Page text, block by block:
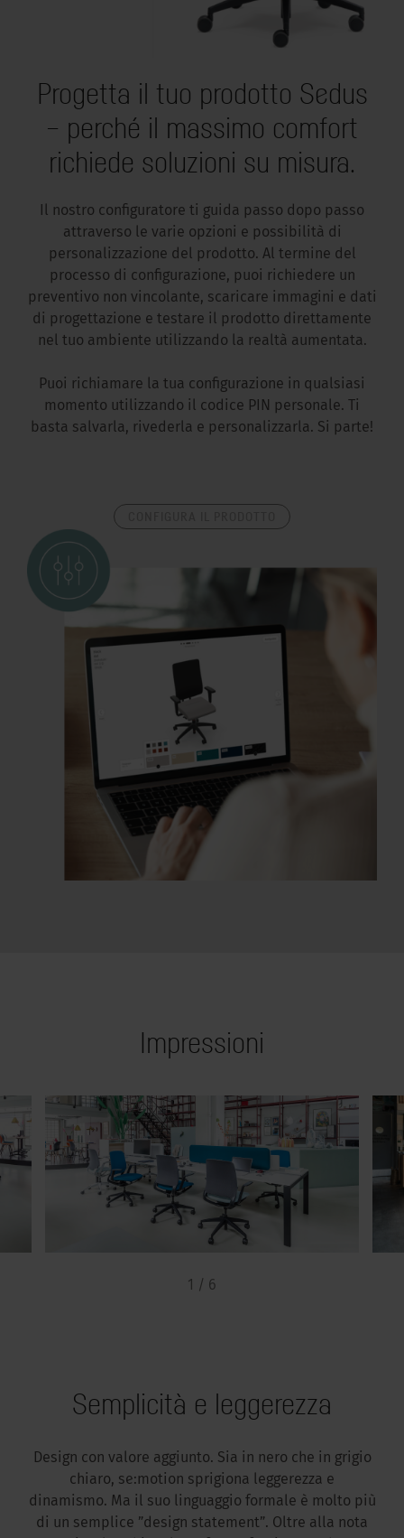
Progetta il tuo prodotto Sedus
– perché il massimo comfort
richiede soluzioni su misura.
Il nostro configuratore ti guida passo dopo passo
attraverso le varie opzioni e possibilità di
personalizzazione del prodotto. Al termine del
processo di configurazione, puoi richiedere un
preventivo non vincolante, scaricare immagini e dati
di progettazione e testare il prodotto direttamente
nel tuo ambiente utilizzando la realtà aumentata.
Puoi richiamare la tua configurazione in qualsiasi
momento utilizzando il codice PIN personale. Ti
basta salvarla, rivederla e personalizzarla. Si parte!
Impressioni
1 / 6
Semplicità e leggerezza
Design con valore aggiunto. Sia in nero che in grigio
chiaro, se:motion sprigiona leggerezza e
dinamismo. Ma il suo linguaggio formale è molto più
di un semplice ”design statement”. Oltre alla nota